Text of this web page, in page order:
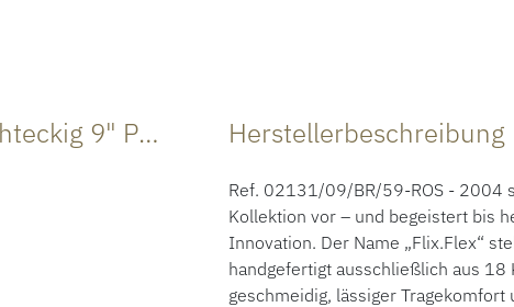
Produktdaten Armspange "Flix.Flex Rechteckig 9" Pavé Herstellerbeschreibung
Ref. 02131/09/BR/59-ROS - 2004
Kollektion vor – und begeistert bis
Innovation. Der Name „Flix.Flex“
handgefertigt ausschließlich aus 18
geschmeidig, lässiger